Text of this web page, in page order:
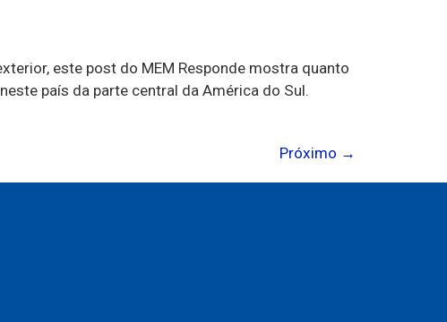
este post do MEM Responde mostra quanto
país da parte central da América do Sul.
Próximo →